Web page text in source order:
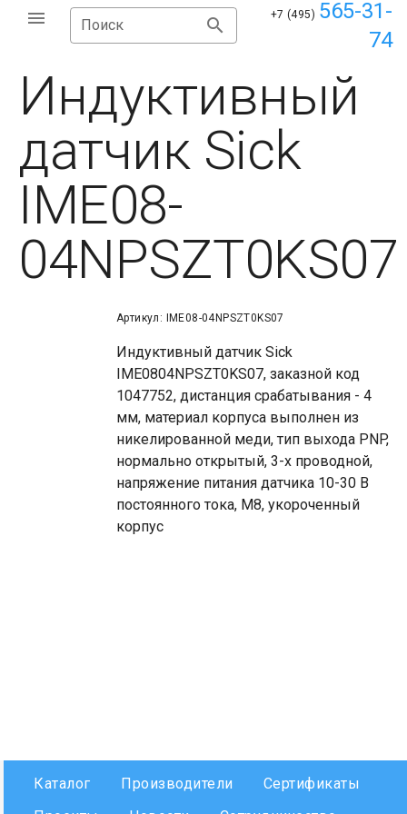
Поиск
+7 (495) 565-31-
74
Индуктивный
датчик Sick
IME08-
04NPSZT0KS07
Артикул: IME08-04NPSZT0KS07
Индуктивный датчик Sick
IME0804NPSZT0KS07, заказной код
1047752, дистанция срабатывания - 4
мм, материал корпуса выполнен из
никелированной меди, тип выхода PNP,
нормально открытый, 3-х проводной,
напряжение питания датчика 10-30 В
постоянного тока, М8, укороченный
корпус
Каталог Производители
Сертификаты